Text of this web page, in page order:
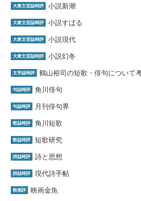
大衆文芸誌時評 小説新潮
大衆文芸誌時評 小説すばる
大衆文芸誌時評 小説現代
大衆文芸誌時評 小説幻冬
文学誌時評 鶴山裕司の短歌・俳句について
句誌時評 角川俳句
句誌時評 月刊俳句界
歌誌時評 角川短歌
歌誌時評 短歌研究
詩誌時評 詩と思想
詩誌時評 現代詩手帖
映画評 映画金魚